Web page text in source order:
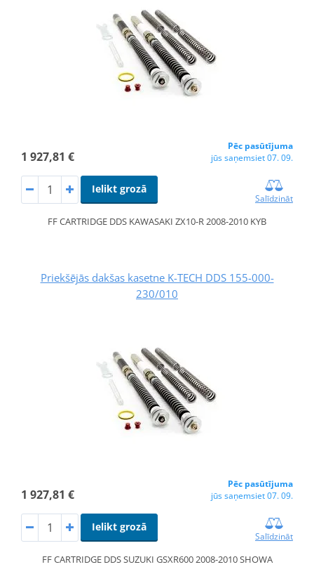
1 927,81 €
Pēc pasūtījuma
jūs saņemsiet 07. 09.
Ielikt grozā
Salīdzināt
FF CARTRIDGE DDS KAWASAKI ZX10-R 2008-2010 KYB
Priekšējās dakšas kasetne K-TECH DDS 155-000-
230/010
1 927,81 €
Pēc pasūtījuma
jūs saņemsiet 07. 09.
Ielikt grozā
Salīdzināt
FF CARTRIDGE DDS SUZUKI GSXR600 2008-2010 SHOWA